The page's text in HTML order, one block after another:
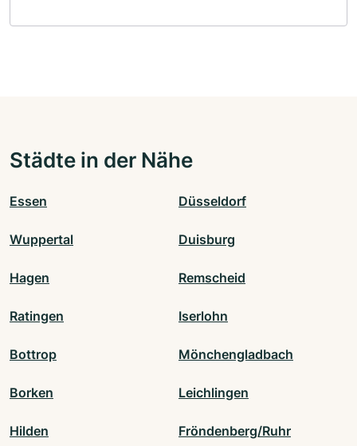
Städte in der Nähe
Essen Düsseldorf
Wuppertal Duisburg
Hagen Remscheid
Ratingen Iserlohn
Bottrop Mönchengladbach
Borken Leichlingen
Hilden Fröndenberg/Ruhr